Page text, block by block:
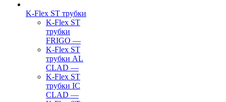
K-Flex ST трубки
K-Flex ST
трубки
FRIGO —
K-Flex ST
трубки AL
CLAD —
K-Flex ST
трубки IC
CLAD —